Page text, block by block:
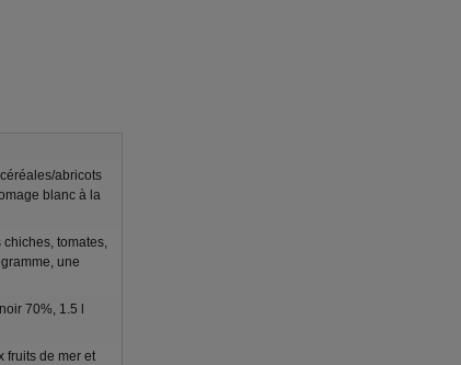
abricots
blanc à la
tomates,
une
70%, 1.5 l
fruits de mer et